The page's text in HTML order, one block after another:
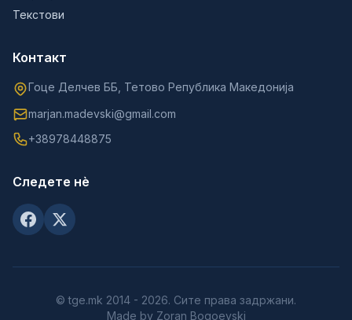
Текстови
Контакт
Гоце Делчев ББ, Тетово Република Македонија
marjan.madevski@gmail.com
+38978448875
Следете нè
© tge.mk 2014 - 2026. Сите права задржани.
Made by Zoran Bogoevski